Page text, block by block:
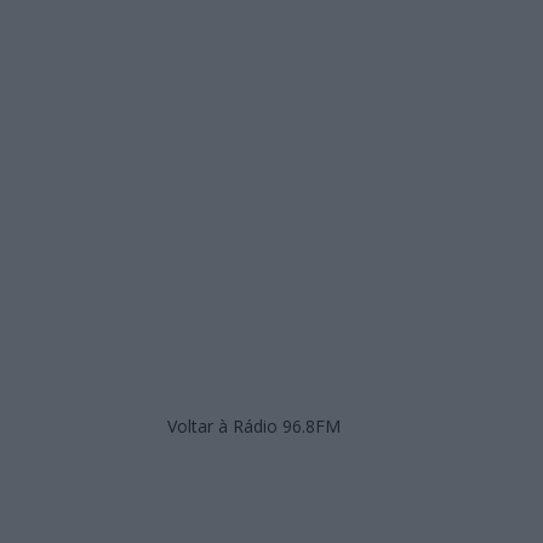
Voltar à Rádio 96.8FM